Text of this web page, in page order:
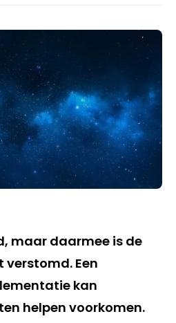
maar daarmee is de
Een
kan
helpen voorkomen.